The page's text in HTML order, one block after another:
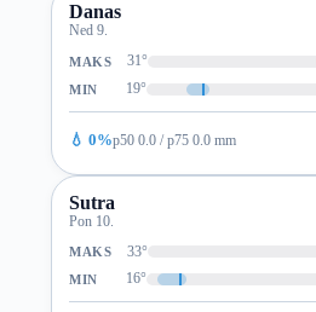
Danas
Ned 9.
MAKS 31°
MIN 19°
💧 0%p50 0.0 / p75 0.0 mm
Sutra
Pon 10.
MAKS 33°
MIN 16°